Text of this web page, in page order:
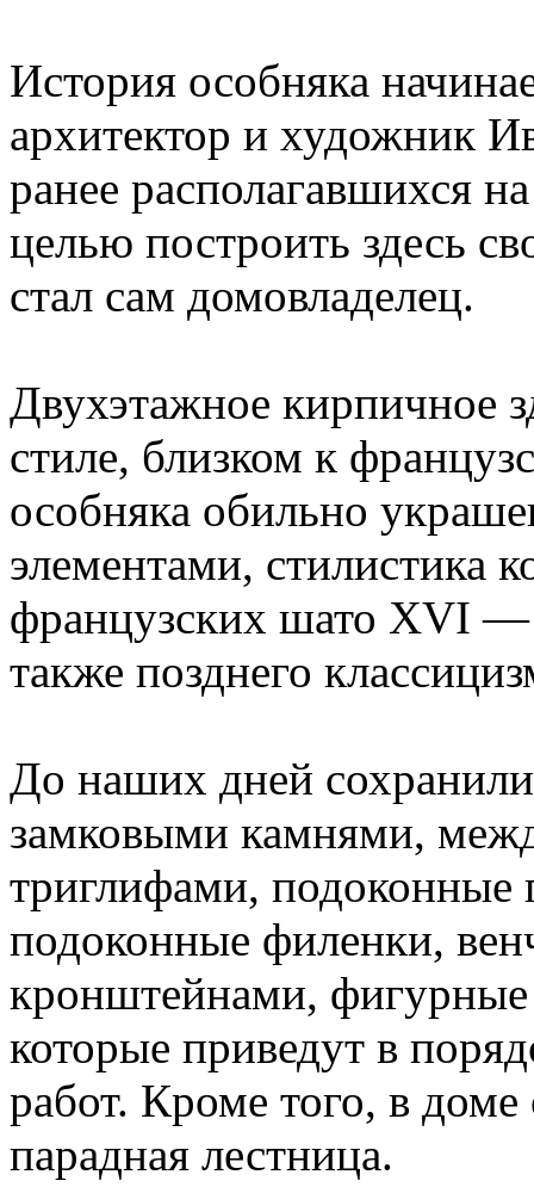
История особняка
архитектор и художник
ранее располагавшихся
целью построить здесь
стал сам домовладелец.
Двухэтажное кирпичное
стиле, близком к
особняка обильно
элементами, стилистика
французских шато XVI
также позднего
До наших дней
замковыми камнями,
триглифами,
подоконные филенки,
кронштейнами, фигурные
которые приведут в
работ. Кроме того, в доме
парадная лестница.